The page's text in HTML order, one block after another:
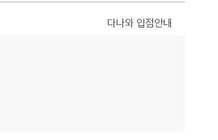
다나와 입점안내